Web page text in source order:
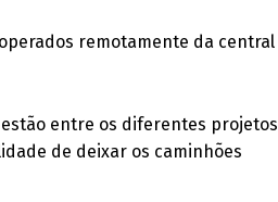
remotamente da central
entre os diferentes projetos
de deixar os caminhões